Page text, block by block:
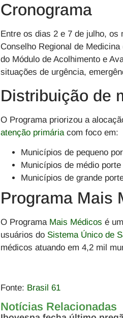
Cronograma
Entre os dias 2 e 7 de julho, os
Conselho Regional de
do Módulo de Acolhimento e
situações de urgência,
Distribuição de
O Programa priorizou a
atenção primária com foco em:
Municípios de pequeno
Municípios de médio porte
Municípios de grande
Programa Mais
O Programa Mais Médicos é
usuários do Sistema Único de
médicos atuando em 4,2 mil
Fonte: Brasil 61
Notícias Relacionadas